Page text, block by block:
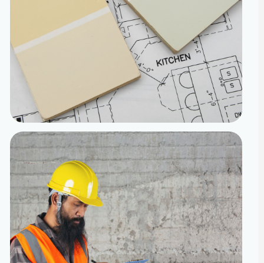
تنفيذ
الدقة من المخطط إلى الواقع